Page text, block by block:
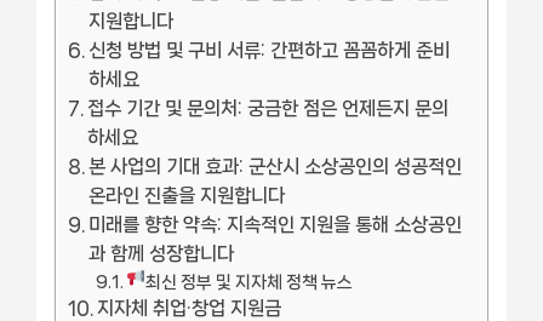
지원합니다
신청 방법 및 구비 서류: 간편하고 꼼꼼하게 준비
하세요
접수 기간 및 문의처: 궁금한 점은 언제든지 문의
하세요
본 사업의 기대 효과: 군산시 소상공인의 성공적인
온라인 진출을 지원합니다
미래를 향한 약속: 지속적인 지원을 통해 소상공인
과 함께 성장합니다
최신 정부 및 지자체 정책 뉴스
지자체 취업·창업 지원금